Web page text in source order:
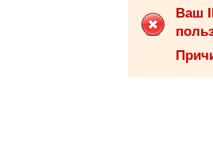
Ваш